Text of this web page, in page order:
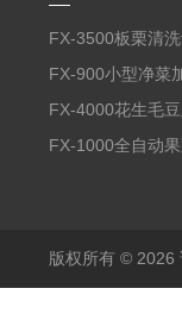
FX-3500板栗清
全自动气泡清洗机
FX-900小型净菜
备野菜清洗机
FX-4000花生毛
蒸煮漂烫机
FX-1000全自动
版权所有 © 2026